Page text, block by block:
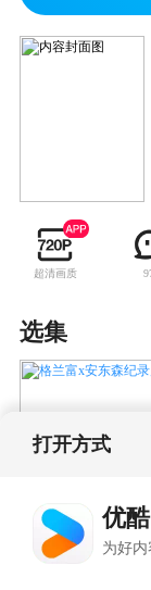
超清画质
选集
打开方式
优酷
为好内